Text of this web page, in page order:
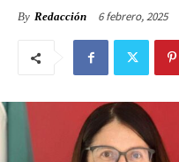
By Redacción 6 febrero, 2025